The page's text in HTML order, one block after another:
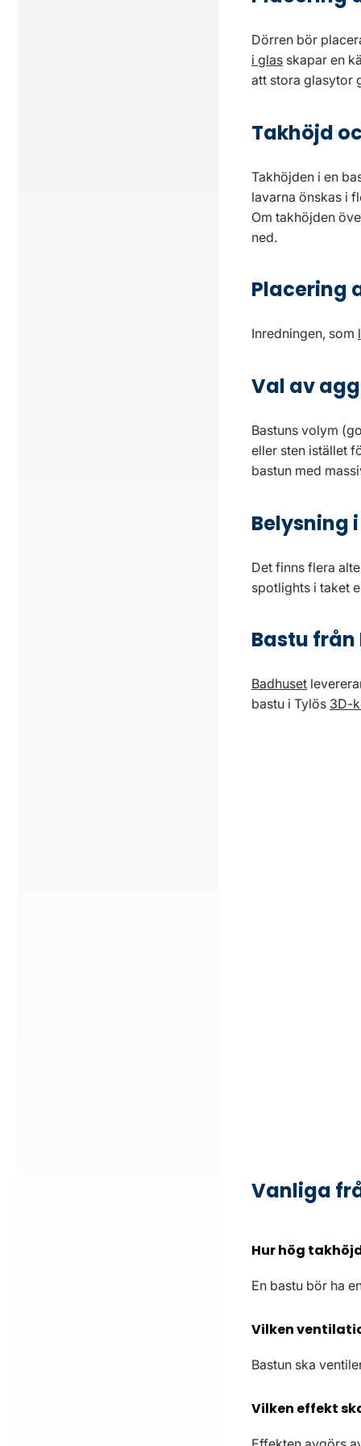
Dörren bör
i glas skapar en
att stora glasytor
Takhöjd
Takhöjden i en
lavarna önskas i
Om takhöjden
ned.
Placering
Inredningen, som
Val av
Bastuns volym
eller sten istället
bastun med
Belysning
Det finns flera
spotlights i taket
Bastu
Badhuset
bastu i Tylös 3D-
Vanliga
Hur hög
En bastu bör ha
Vilken
Bastun ska
Vilken effekt